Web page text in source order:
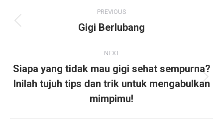
navigation
PREVIOUS
Previous
Gigi Berlubang
NEXT
Next
post:
Siapa yang tidak mau gigi sehat sempurna?
Inilah tujuh tips dan trik untuk mengabulkan
mimpimu!